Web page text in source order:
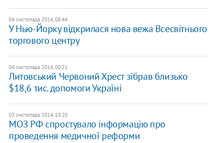
04 листопада 2014, 08:44
У Нью-Йорку відкрилася нова вежа Всесвітнього
торгового центру
04 листопада 2014, 00:21
Литовський Червоний Хрест зібрав близько
$18,6 тис. допомоги Україні
03 листопада 2014, 18:20
МОЗ РФ спростувало інформацію про
проведення медичної реформи